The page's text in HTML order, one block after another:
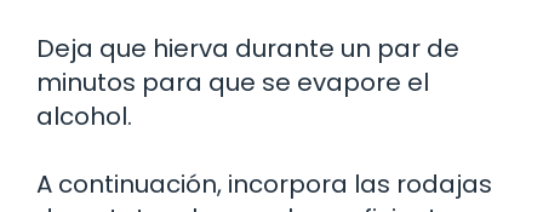
Deja que hierva durante un par de
minutos para que se evapore el
alcohol.
A continuación, incorpora las rodajas